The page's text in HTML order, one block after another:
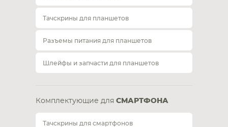
Тачскрины для планшетов
Разъемы питания для планшетов
Шлейфы и запчасти для планшетов
Комплектующие для СМАРТФОНА
Тачскрины для смартфонов